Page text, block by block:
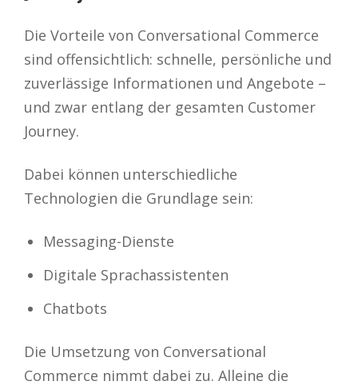
Die Vorteile von Conversational Commerce
sind offensichtlich: schnelle, persönliche und
zuverlässige Informationen und Angebote –
und zwar entlang der gesamten Customer
Journey.
Dabei können unterschiedliche
Technologien die Grundlage sein:
Messaging-Dienste
Digitale Sprachassistenten
Chatbots
Die Umsetzung von Conversational
Commerce nimmt dabei zu. Alleine die